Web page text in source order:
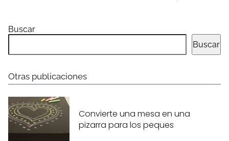
Buscar
Buscar
Otras publicaciones
Convierte una mesa en una
pizarra para los peques